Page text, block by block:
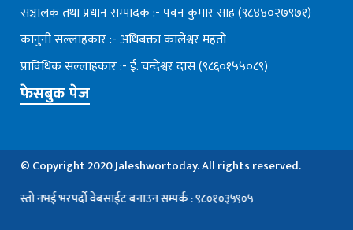
सञ्चालक तथा प्रधान सम्पादक :- पवन कुमार साह (९८४४०२७९७१)
कानुनी सल्लाहकार :- अधिबक्ता कालेश्वर महतो
प्राविधिक सल्लाहकार :- ई. चन्देश्वर दास (९८६०१५५०८९)
फेसबुक पेज
© Copyright 2020 Jaleshwortoday. All rights reserved.
भरपर्दाे वेबसाईट बनाउन सम्पर्क : ९८०१०३५९०५